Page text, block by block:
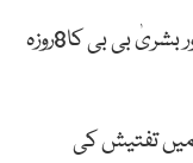
عدالت نے 14 جولائی کو بانی پی ٹی آئی اور بشریٰ بی بی کا8روزہ
تفتیش کی